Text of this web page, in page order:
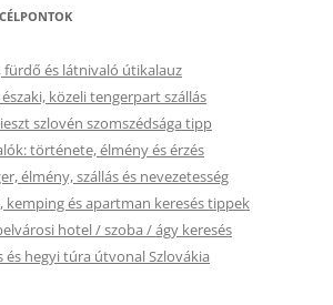
fürdő és látnivaló útikalauz
közeli tengerpart szállás
szlovén szomszédsága tipp
története, élmény és érzés
élmény, szállás és nevezetesség
kemping és apartman keresés tippek
hotel / szoba / ágy keresés
és hegyi túra útvonal Szlovákia